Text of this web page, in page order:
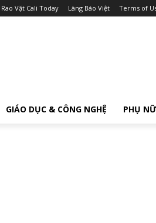
Rao Vặt Cali Today Làng Báo Việt Terms of
GIÁO DỤC & CÔNG NGHỆ PHỤ NỮ